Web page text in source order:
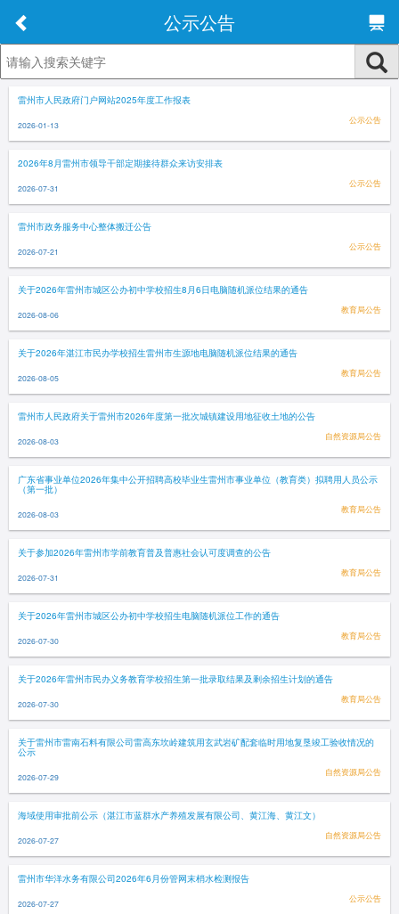
公示公告
雷州市人民政府门户网站2025年度工作报表
2026-01-13 公示公告
2026年8月雷州市领导干部定期接待群众来访安排表
2026-07-31 公示公告
雷州市政务服务中心整体搬迁公告
2026-07-21 公示公告
关于2026年雷州市城区公办初中学校招生8月6日电脑随机派位结果的通告
2026-08-06 教育局公告
关于2026年湛江市民办学校招生雷州市生源地电脑随机派位结果的通告
2026-08-05 教育局公告
雷州市人民政府关于雷州市2026年度第一批次城镇建设用地征收土地的公告
2026-08-03 自然资源局公告
广东省事业单位2026年集中公开招聘高校毕业生雷州市事业单位（教育类）拟聘用人员公示
（第一批）
2026-08-03 教育局公告
关于参加2026年雷州市学前教育普及普惠社会认可度调查的公告
2026-07-31 教育局公告
关于2026年雷州市城区公办初中学校招生电脑随机派位工作的通告
2026-07-30 教育局公告
关于2026年雷州市民办义务教育学校招生第一批录取结果及剩余招生计划的通告
2026-07-30 教育局公告
关于雷州市雷南石料有限公司雷高东坎岭建筑用玄武岩矿配套临时用地复垦竣工验收情况的
公示
2026-07-29 自然资源局公告
海域使用审批前公示（湛江市蓝群水产养殖发展有限公司、黄江海、黄江文）
2026-07-27 自然资源局公告
雷州市华洋水务有限公司2026年6月份管网末梢水检测报告
2026-07-27 公示公告